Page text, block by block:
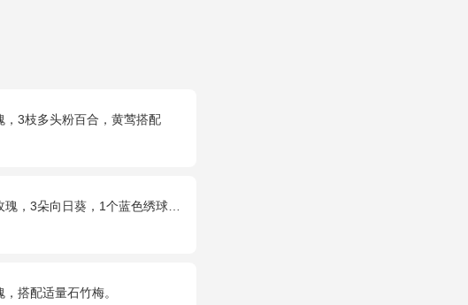
，3枝多头粉百合，黄莺搭配
3朵向日葵，1个蓝色绣球，桔梗、绿叶搭配
搭配适量石竹梅。